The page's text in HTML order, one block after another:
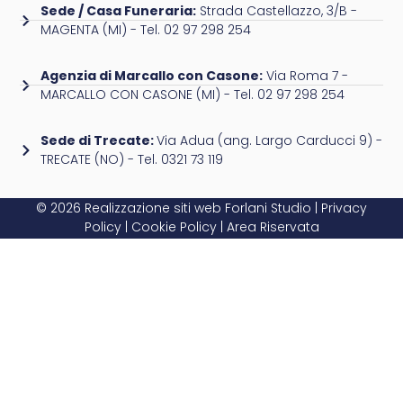
Sede / Casa Funeraria:Strada Castellazzo, 3/B -
MAGENTA (MI) - Tel. 02 97 298 254
Agenzia di Marcallo con Casone:Via Roma 7 -
MARCALLO CON CASONE (MI) - Tel. 02 97 298 254
Sede di Trecate:Via Adua (ang. Largo Carducci 9) -
TRECATE (NO) - Tel. 0321 73 119
© 2026 Realizzazione siti web Forlani Studio
Privacy
Policy| Cookie Policy| Area Riservata